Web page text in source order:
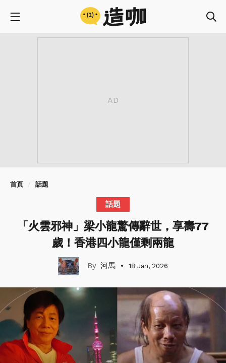
首頁 話題
話題
「火雲邪神」梁小龍驚傳辭世，享壽77
歲！香港四小龍僅剩兩龍
河馬 18 Jan, 2026